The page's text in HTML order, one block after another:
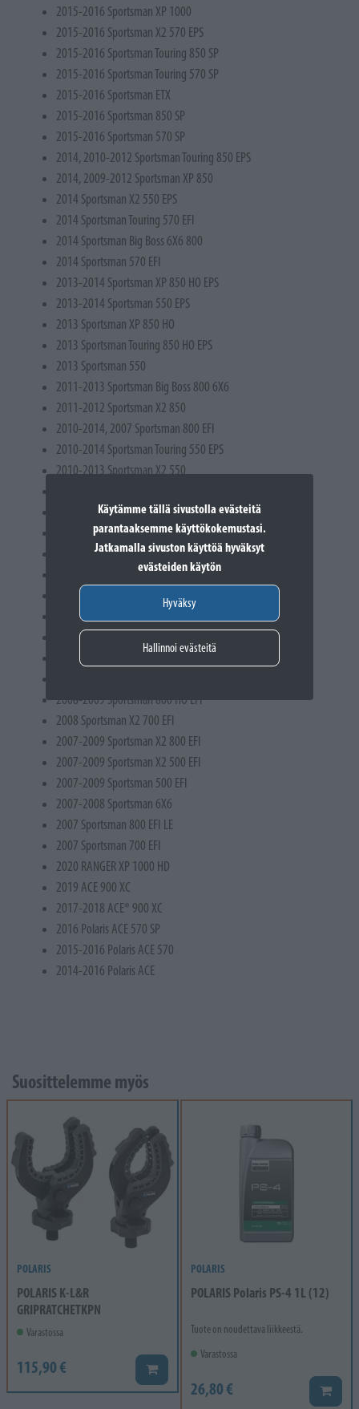
Käytämme tällä sivustolla evästeitä
parantaaksemme käyttökokemustasi.
Jatkamalla sivuston käyttöä hyväksyt
evästeiden käytön
Hyväksy
Hallinnoi evästeitä
2015-2016 Sportsman XP 1000
2015-2016 Sportsman X2 570 EPS
2015-2016 Sportsman Touring 850 SP
2015-2016 Sportsman Touring 570 SP
2015-2016 Sportsman ETX
2015-2016 Sportsman 850 SP
2015-2016 Sportsman 570 SP
2014, 2010-2012 Sportsman Touring 850 EPS
2014, 2009-2012 Sportsman XP 850
2014 Sportsman X2 550 EPS
2014 Sportsman Touring 570 EFI
2014 Sportsman Big Boss 6X6 800
2014 Sportsman 570 EFI
2013-2014 Sportsman XP 850 HO EPS
2013-2014 Sportsman 550 EPS
2013 Sportsman XP 850 HO
2013 Sportsman Touring 850 HO EPS
2013 Sportsman 550
2011-2013 Sportsman Big Boss 800 6X6
2011-2012 Sportsman X2 850
2010-2014, 2007 Sportsman 800 EFI
2010-2014 Sportsman Touring 550 EPS
2010-2013 Sportsman X2 550
2009-2012 Sportsman XP 850 EPS
2009-2012 Sportsman XP 550 EPS
2009-2012 Sportsman XP 550
2009 Sportsman 6X6 800 EFI
2008-2014 Sportsman 400 HO
2008-2013 Sportsman 500 HO
2008-2010 Sportsman 300
2008-2009 Sportsman Touring 800 EFI
2008-2009 Sportsman 800 HO EFI
2008 Sportsman X2 700 EFI
2007-2009 Sportsman X2 800 EFI
2007-2009 Sportsman X2 500 EFI
2007-2009 Sportsman 500 EFI
2007-2008 Sportsman 6X6
2007 Sportsman 800 EFI LE
2007 Sportsman 700 EFI
2020 RANGER XP 1000 HD
2019 ACE 900 XC
2017-2018 ACE® 900 XC
2016 Polaris ACE 570 SP
2015-2016 Polaris ACE 570
2014-2016 Polaris ACE
Suosittelemme myös
POLARIS
POLARIS K-L&R
GRIPRATCHETKPN
Varastossa
115,90 € Lisää koriin
POLARIS
POLARIS Polaris PS-4 1L (12)
Tuote on noudettava liikkeestä.
Varastossa
26,80 € Lisää